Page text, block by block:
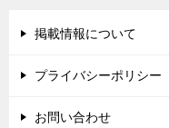
掲載情報について
プライバシーポリシー
お問い合わせ